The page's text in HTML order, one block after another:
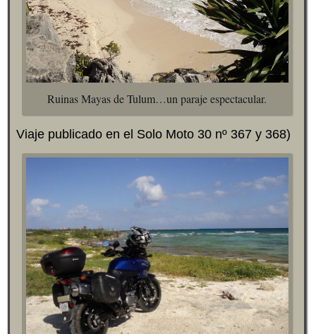
Ruinas Mayas de Tulum…un paraje espectacular.
Viaje publicado en el Solo Moto 30 nº 367 y 368)